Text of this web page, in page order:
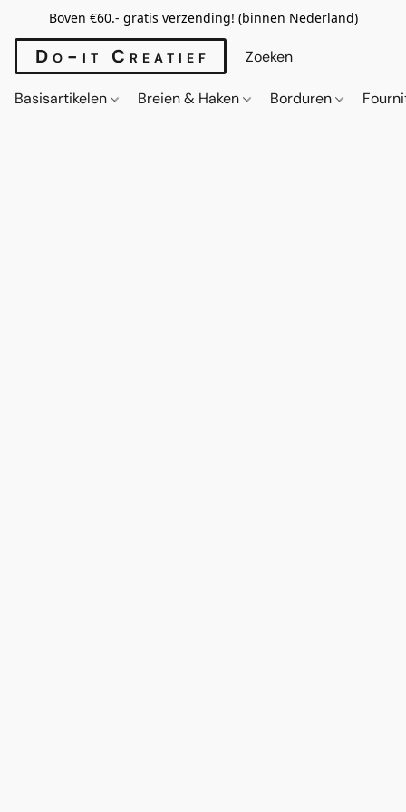
Boven €60.- gratis verzending! (binnen Nederland)
Do-it Creatief
Basisartikelen Breien & Haken Borduren